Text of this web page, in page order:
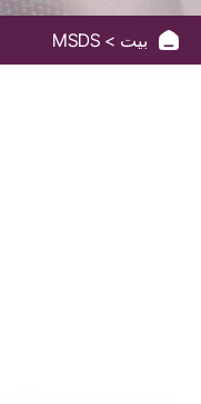
بيت MSDS